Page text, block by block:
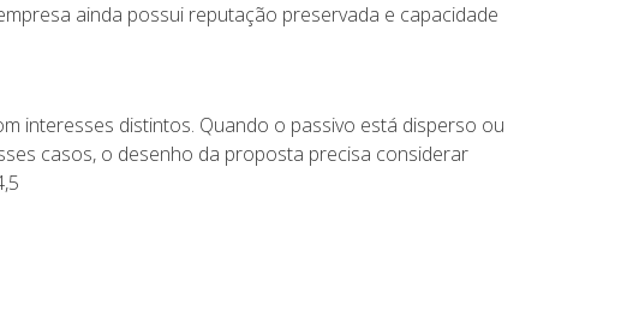
ainda possui reputação preservada e capacidade
interesses distintos. Quando o passivo está disperso ou
casos, o desenho da proposta precisa considerar